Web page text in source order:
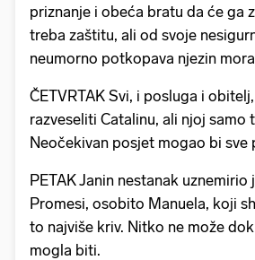
priznanje i obeća bratu da će ga
treba zaštitu, ali od svoje
neumorno potkopava njezin
ČETVRTAK Svi, i posluga i
razveseliti Catalinu, ali njoj samo
Neočekivan posjet mogao bi sve
PETAK Janin nestanak uznemirio
Promesi, osobito Manuela, koji
to najviše kriv. Nitko ne može
mogla biti.